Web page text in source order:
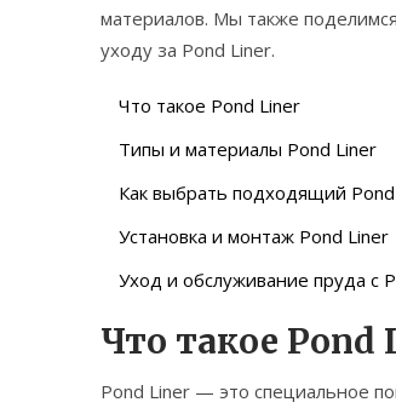
материалов. Мы также
уходу за Pond Liner.
Что такое Pond Liner
Типы и материалы Pond Liner
Как выбрать подходящий
Установка и монтаж Pond Liner
Уход и обслуживание пруда с
Что такое Pond
Pond Liner — это специальное